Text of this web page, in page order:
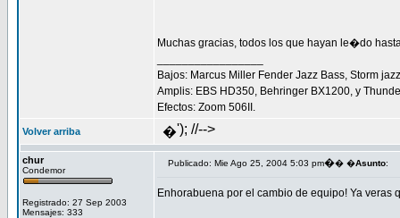
Muchas gracias, todos los que hayan le�do
Bajos: Marcus Miller Fender Jazz Bass, Storm
Amplis: EBS HD350, Behringer BX1200, y
Efectos: Zoom 506II.
Volver arriba �'); //-->
chur
Condemor
Registrado: 27 Sep 2003
Mensajes: 333
Publicado: Mie Ago 25, 2004 5:03 pm�� �Asunto:
Enhorabuena por el cambio de equipo! Ya